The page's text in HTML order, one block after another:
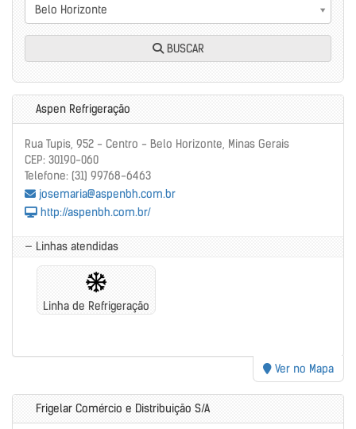
Belo Horizonte
BUSCAR
Aspen Refrigeração
Rua Tupis, 952 - Centro - Belo Horizonte, Minas Gerais
CEP: 30190-060
Telefone: (31) 99768-6463
josemaria@aspenbh.com.br
http://aspenbh.com.br/
— Linhas atendidas
Linha de Refrigeração
Ver no Mapa
Frigelar Comércio e Distribuição S/A